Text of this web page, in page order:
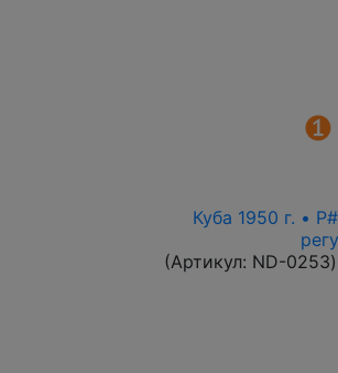
Куба 1950 г. •
(Артикул: ND-0253)